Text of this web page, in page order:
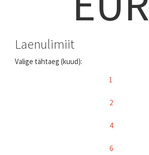
Laenulimiit
Valige tähtaeg (kuud):
1
2
4
6